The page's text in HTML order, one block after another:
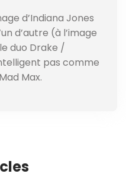
d’Indiana Jones
d’autre (à l’image
duo Drake /
pas comme
Max.